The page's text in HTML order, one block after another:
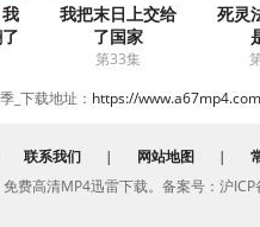
我把末日上交给
了国家
第33集
死灵
_下载地址： https://
联系我们 | 网站地图 |
免费高清MP4迅雷下载。备案号：沪